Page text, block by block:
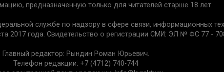
предназначенную только для читателей старше 18 лет.
службе по надзору в сфере связи, информационных
2017 года. Свидетельство о регистрации СМИ: ЭЛ № ФС 77 -
Главный редактор: Рындин Роман Юрьевич.
Телефон редакции: +7 (4712) 740-744